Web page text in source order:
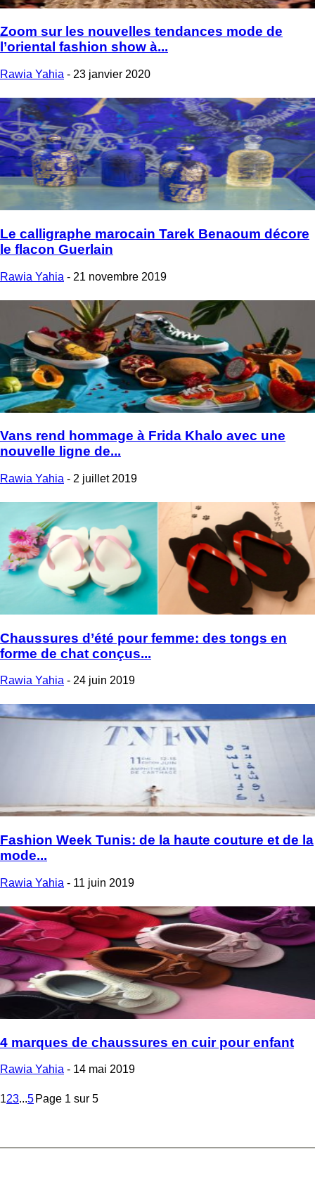
Zoom sur les nouvelles tendances mode de
l’oriental fashion show à...
Rawia Yahia - 23 janvier 2020
Le calligraphe marocain Tarek Benaoum décore
le flacon Guerlain
Rawia Yahia - 21 novembre 2019
Vans rend hommage à Frida Khalo avec une
nouvelle ligne de...
Rawia Yahia - 2 juillet 2019
Chaussures d’été pour femme: des tongs en
forme de chat conçus...
Rawia Yahia - 24 juin 2019
Fashion Week Tunis: de la haute couture et de la
mode...
Rawia Yahia - 11 juin 2019
4 marques de chaussures en cuir pour enfant
Rawia Yahia - 14 mai 2019
123...5 Page 1 sur 5